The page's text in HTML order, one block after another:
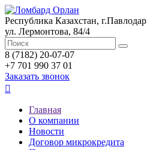
Республика Казахстан, г.Павлодар
ул. Лермонтова, 84/4
8 (7182) 20-07-07
+7 701 990 37 01
Заказать звонок

Главная
О компании
Новости
Договор микрокредита